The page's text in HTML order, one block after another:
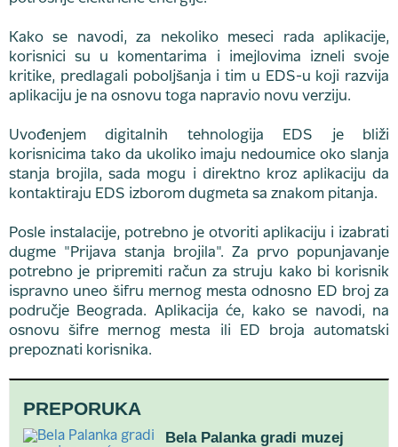
Kako se navodi, za nekoliko meseci rada aplikacije,
korisnici su u komentarima i imejlovima izneli svoje
kritike, predlagali poboljšanja i tim u EDS-u koji razvija
aplikaciju je na osnovu toga napravio novu verziju.
Uvođenjem digitalnih tehnologija EDS je bliži
korisnicima tako da ukoliko imaju nedoumice oko slanja
stanja brojila, sada mogu i direktno kroz aplikaciju da
kontaktiraju EDS izborom dugmeta sa znakom pitanja.
Posle instalacije, potrebno je otvoriti aplikaciju i izabrati
dugme "Prijava stanja brojila". Za prvo popunjavanje
potrebno je pripremiti račun za struju kako bi korisnik
ispravno uneo šifru mernog mesta odnosno ED broj za
područje Beograda. Aplikacija će, kako se navodi, na
osnovu šifre mernog mesta ili ED broja automatski
prepoznati korisnika.
PREPORUKA
Bela Palanka gradi muzej